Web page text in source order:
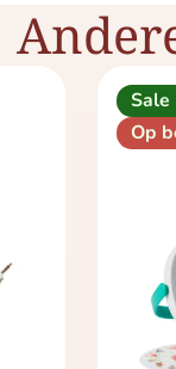
Sale
Op